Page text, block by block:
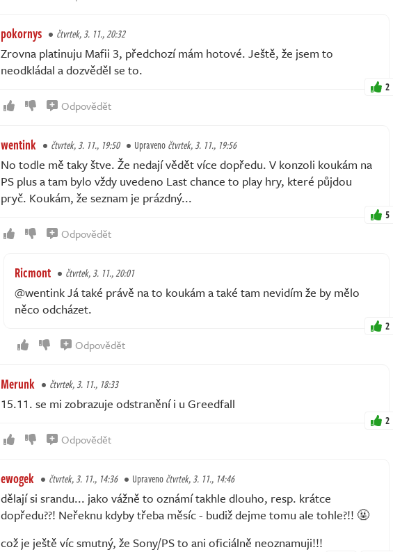
pokornys čtvrtek, 3. 11., 20:32
Zrovna platinuju Mafii 3, předchozí mám hotové. Ještě, že jsem to
neodkládal a dozvěděl se to.
2
Odpovědět
wentink čtvrtek, 3. 11., 19:50 Upravenočtvrtek, 3. 11., 19:56
No todle mě taky štve. Že nedají vědět více dopředu. V konzoli koukám na
PS plus a tam bylo vždy uvedeno Last chance to play hry, které půjdou
pryč. Koukám, že seznam je prázdný...
5
Odpovědět
Ricmont čtvrtek, 3. 11., 20:01
@wentink Já také právě na to koukám a také tam nevidím že by mělo
něco odcházet.
2
Odpovědět
Merunk čtvrtek, 3. 11., 18:33
15.11. se mi zobrazuje odstranění i u Greedfall
2
Odpovědět
ewogek čtvrtek, 3. 11., 14:36 Upravenočtvrtek, 3. 11., 14:46
dělají si srandu... jako vážně to oznámí takhle dlouho, resp. krátce
dopředu??! Neřeknu kdyby třeba měsíc - budiž dejme tomu ale tohle?!! 🤬
což je ještě víc smutný, že Sony/PS to ani oficiálně neoznamuji!!!